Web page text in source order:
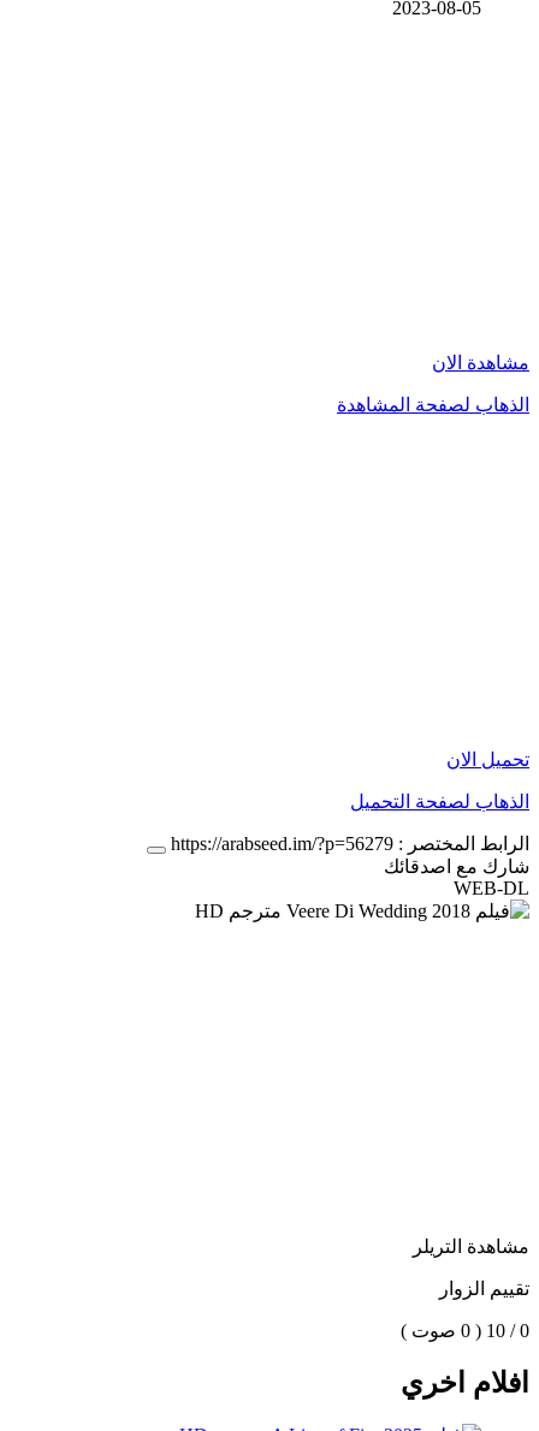
2023-08-05
مشاهدة الان
الذهاب لصفحة المشاهدة
تحميل الان
الذهاب لصفحة التحميل
الرابط المختصر : https://arabseed.im/?p=56279
شارك مع اصدقائك
WEB-DL
مشاهدة التريلر
تقييم الزوار
0 / 10 ( 0 صوت )
افلام اخري